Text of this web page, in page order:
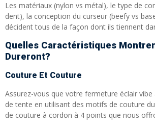
Les matériaux (nylon vs métal), le type de
dent), la conception du curseur (beefy vs
décident tous de la façon dont ils tiennent
Quelles Caractéristiques
Dureront?
Couture Et Couture
Assurez-vous que votre fermeture éclair vibe
de tente en utilisant des motifs de couture
de couture à cordon à 4 points que nous